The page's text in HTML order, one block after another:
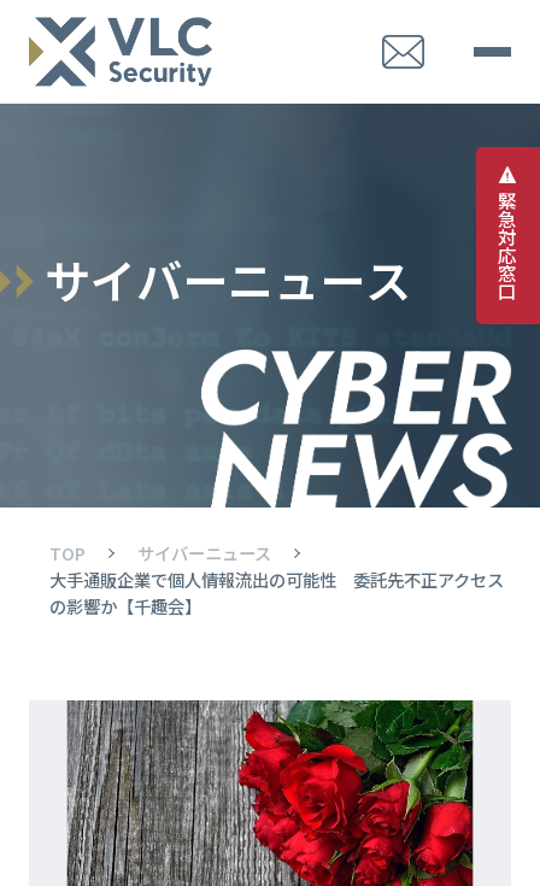
緊
急
対
応
窓
口
サイバーニュース
TOP
サイバーニュース
大手通販企業で個人情報流出の可能性 委託先不正アクセス
の影響か【千趣会】